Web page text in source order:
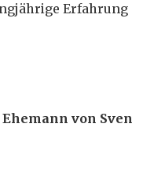
Erfahrung
von Sven